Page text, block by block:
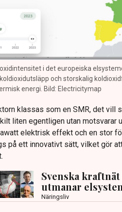
i det europeiska
koldioxidutsläpp och storskalig
energi. Bild: Electricitymap
klassas som en SMR, det vill
liten egentligen utan motsvarar
elektrisk effekt och en stor
på ett innovativt sätt, vilket gör
Svenska
utmanar
Näringsliv